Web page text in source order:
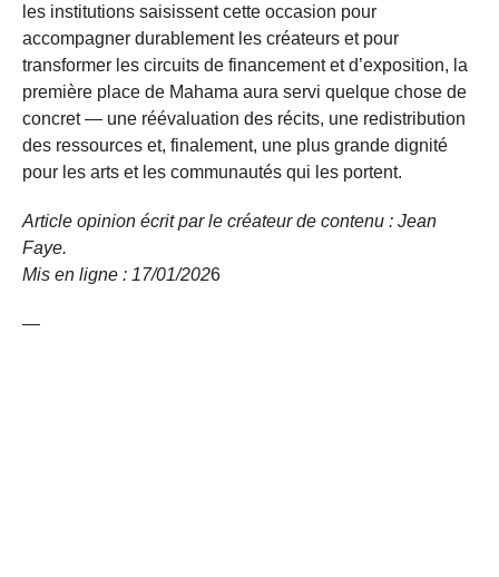
les institutions saisissent cette occasion pour
accompagner durablement les créateurs et pour
transformer les circuits de financement et d’exposition, la
première place de Mahama aura servi quelque chose de
concret — une réévaluation des récits, une redistribution
des ressources et, finalement, une plus grande dignité
pour les arts et les communautés qui les portent.
Article opinion écrit par le créateur de contenu : Jean
Faye.
Mis en ligne : 17/01/2026
—